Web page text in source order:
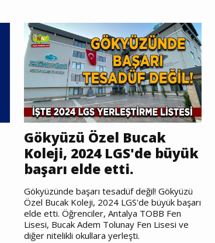
Gökyüzü Özel Bucak
Koleji, 2024 LGS'de büyük
başarı elde etti.
Gökyüzünde başarı tesadüf değil! Gökyüzü
Özel Bucak Koleji, 2024 LGS'de büyük başarı
elde etti. Öğrenciler, Antalya TOBB Fen
Lisesi, Bucak Adem Tolunay Fen Lisesi ve
diğer nitelikli okullara yerleşti.